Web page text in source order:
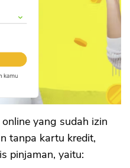
yang sudah izin
tanpa kartu kredit,
pinjaman, yaitu:
OK
CANCEL